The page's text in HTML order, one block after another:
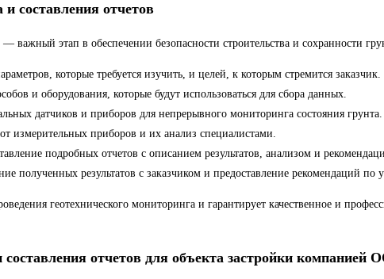
составления отчетов
важный этап в обеспечении безопасности строительства и сохранности
которые требуется изучить, и целей, к которым стремится заказчик.
и оборудования, которые будут использоваться для сбора данных.
датчиков и приборов для непрерывного мониторинга состояния грунта.
приборов и их анализ специалистами.
подробных отчетов с описанием результатов, анализом и
полученных результатов с заказчиком и предоставление рекомендаций по
геотехнического мониторинга и гарантирует качественное и
составления отчетов для объекта застройки